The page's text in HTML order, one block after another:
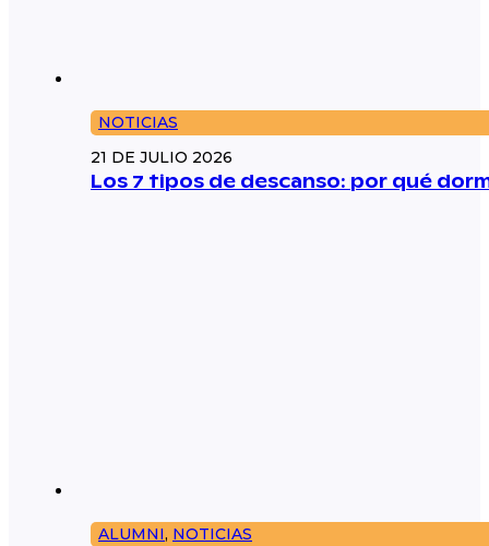
NOTICIAS
21 DE JULIO 2026
Los 7 tipos de descanso: por qué
ALUMNI, NOTICIAS